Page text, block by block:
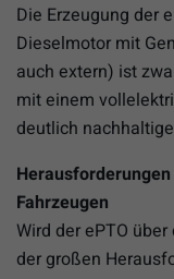
Die Erzeugung der
Dieselmotor mit
auch extern) ist
mit einem
deutlich
Fahrzeugen
Wird der ePTO
der großen